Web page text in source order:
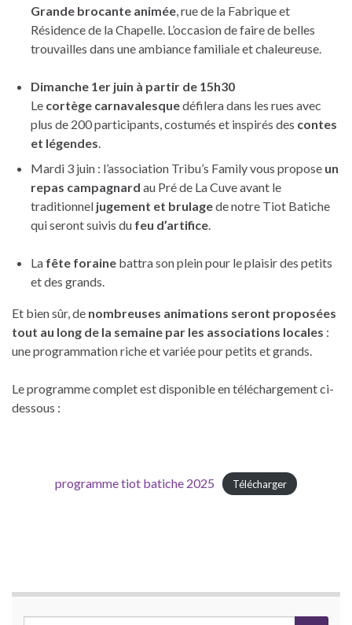
Grande brocante animée, rue de la Fabrique et
Résidence de la Chapelle. L’occasion de faire de belles
trouvailles dans une ambiance familiale et chaleureuse.
Dimanche 1er juin à partir de 15h30
Le cortège carnavalesquedéfilera dans les rues avec
plus de 200 participants, costumés et inspirés des contes
et légendes.
Mardi 3 juin : l’association Tribu’s Family vous propose un
repas campagnard au Pré de La Cuve avant le
traditionnel jugement et brulagede notre Tiot Batiche
qui seront suivis du feu d’artifice.
La fête foraine battra son plein pour le plaisir des petits
et des grands.
Et bien sûr, de nombreuses animations seront proposées
tout au long de la semaine par les associations locales :
une programmation riche et variée pour petits et grands.
Le programme complet est disponible en téléchargement ci-
dessous :
programme tiot batiche 2025 Télécharger